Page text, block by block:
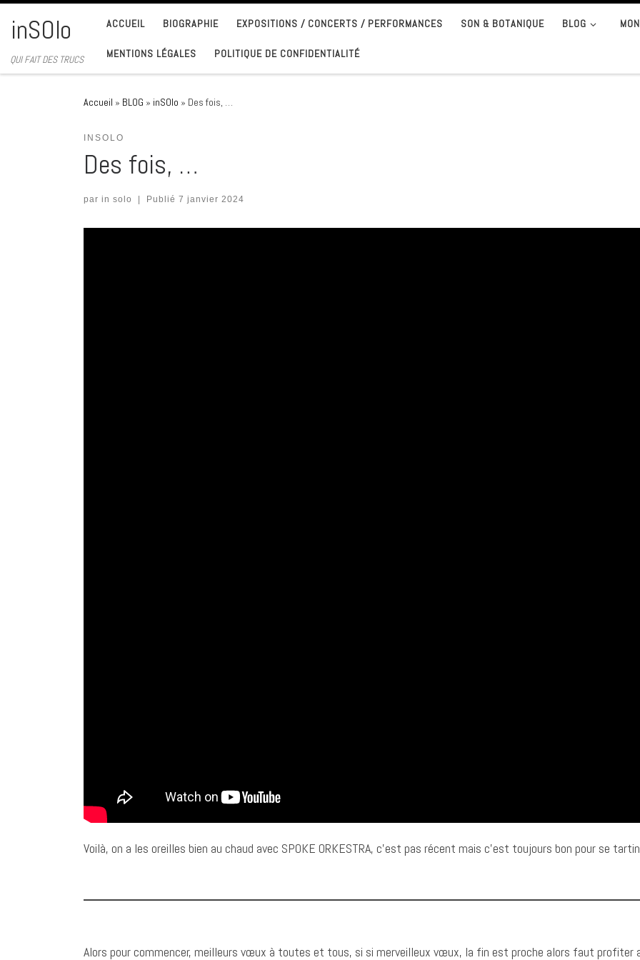
Passer au contenu
inSOlo
QUI FAIT DES TRUCS
ACCUEIL BIOGRAPHIE EXPOSITIONS / CONCERTS / PERFORMANCES SON & BOTANIQUE BLOG
MENTIONS LÉGALES POLITIQUE DE CONFIDENTIALITÉ
Accueil » BLOG » inSOlo » Des fois, …
INSOLO
Des fois, …
par in solo Publié 7 janvier 2024
Voilà, on a les oreilles bien au chaud avec SPOKE ORKESTRA, c’est pas récent mais c’est toujours bon pour se
Alors pour commencer, meilleurs vœux à toutes et tous, si si merveilleux vœux, la fin est proche alors faut profiter